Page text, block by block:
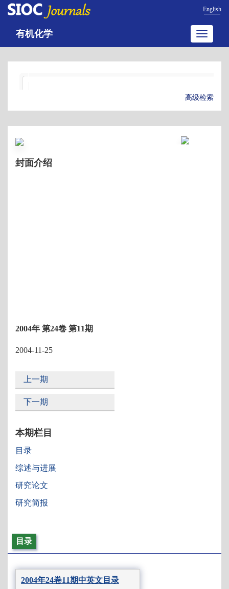
English
Toggle
有机化学
高级检索
封面介绍
2004年 第24卷 第11期
2004-11-25
上一期
下一期
本期栏目
目录
综述与进展
研究论文
研究简报
目录
2004年24卷11期中英文目录